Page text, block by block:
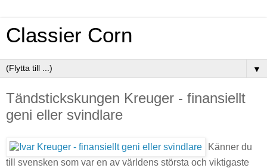
Classier Corn
▼
Tändstickskungen Kreuger - finansiellt
geni eller svindlare
Känner du
till svensken som var en av världens största och viktigaste